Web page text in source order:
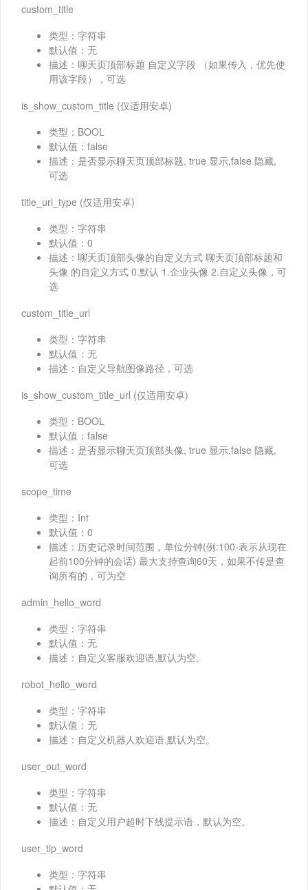
custom_title
类型：字符串
默认值：无
描述：聊天页顶部标题 自定义字段 （如果传入，优先使
用该字段），可选
is_show_custom_title (仅适用安卓)
类型：BOOL
默认值：false
描述：是否显示聊天页顶部标题, true 显示,false 隐藏,
可选
title_url_type (仅适用安卓)
类型：字符串
默认值：0
描述：聊天页顶部头像的自定义方式 聊天页顶部标题和
头像 的自定义方式 0.默认 1.企业头像 2.自定义头像，可
选
custom_title_url
类型：字符串
默认值：无
描述：自定义导航图像路径，可选
is_show_custom_title_url (仅适用安卓)
类型：BOOL
默认值：false
描述：是否显示聊天页顶部头像, true 显示,false 隐藏,
可选
scope_time
类型：Int
默认值：0
描述：历史记录时间范围，单位分钟(例:100-表示从现在
起前100分钟的会话) 最大支持查询60天，如果不传是查
询所有的，可为空
admin_hello_word
类型：字符串
默认值：无
描述：自定义客服欢迎语,默认为空。
robot_hello_word
类型：字符串
默认值：无
描述：自定义机器人欢迎语,默认为空。
user_out_word
类型：字符串
默认值：无
描述：自定义用户超时下线提示语，默认为空。
user_tip_word
类型：字符串